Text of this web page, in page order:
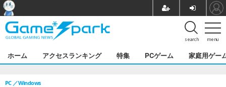
menu
search
ホーム アクセスランキング 特集 PCゲーム 家庭用ゲー
PC Windows